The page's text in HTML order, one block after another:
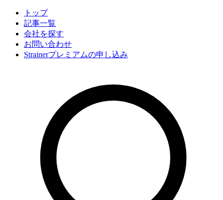
トップ
記事一覧
会社を探す
お問い合わせ
Strainerプレミアムの申し込み